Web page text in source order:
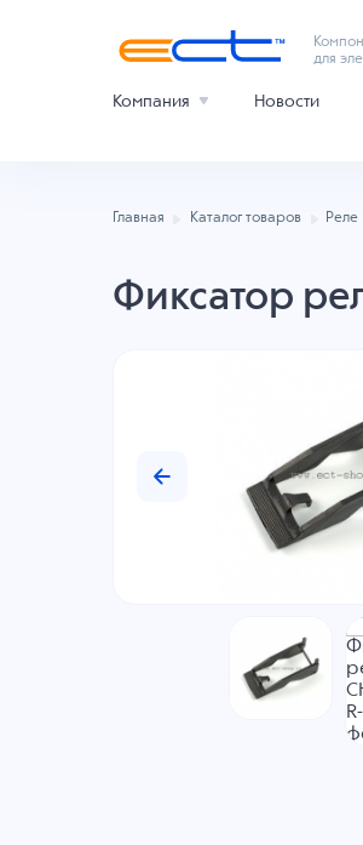
для
Компания Новости
Главная Каталог товаров Реле
Фиксатор